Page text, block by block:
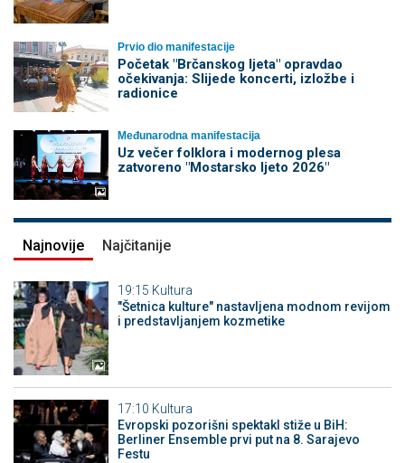
Prvio dio manifestacije
Početak "Brčanskog ljeta" opravdao
očekivanja: Slijede koncerti, izložbe i
radionice
Međunarodna manifestacija
Uz večer folklora i modernog plesa
zatvoreno "Mostarsko ljeto 2026"
Najnovije Najčitanije
19:15 Kultura
"Šetnica kulture" nastavljena modnom revijom
i predstavljanjem kozmetike
17:10 Kultura
Evropski pozorišni spektakl stiže u BiH:
Berliner Ensemble prvi put na 8. Sarajevo
Festu